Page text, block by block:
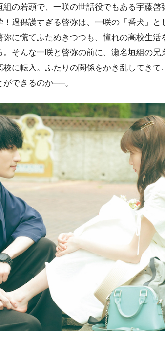
の若頭で、一咲の世話役でもある宇藤啓
過保護すぎる啓弥は、一咲の「番犬」と
に慌てふためきつつも、憧れの高校生活
そんな一咲と啓弥の前に、瀬名垣組の兄
校に転入。ふたりの関係をかき乱してき
できるのか──。